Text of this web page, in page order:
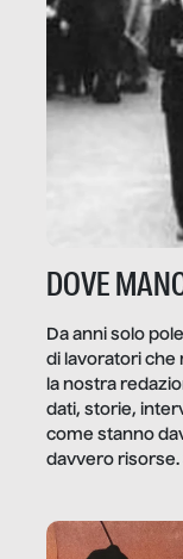
DOVE
Da anni solo
di lavoratori che
la nostra
dati, storie,
come stanno
davvero risorse.